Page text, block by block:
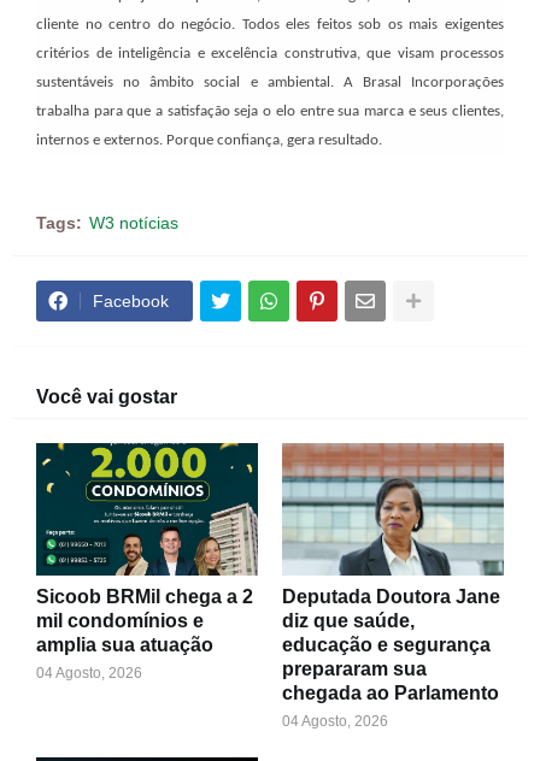
cliente no centro do negócio. Todos eles feitos sob os mais exigentes
critérios de inteligência e excelência construtiva, que visam processos
sustentáveis no âmbito social e ambiental. A Brasal
Incorporações
trabalha para que a satisfação seja o elo entre sua marca e seus clientes,
internos e externos. Porque confiança, gera resultado.
Tags: W3 notícias
Facebook
Você vai gostar
Sicoob BRMil chega a 2
mil condomínios e
amplia sua atuação
04 Agosto, 2026
Deputada Doutora Jane
diz que saúde,
educação e segurança
prepararam sua
chegada ao Parlamento
04 Agosto, 2026